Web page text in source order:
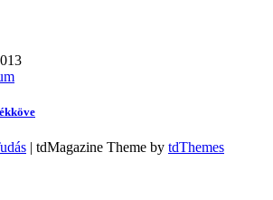
| tdMagazine Theme by tdThemes